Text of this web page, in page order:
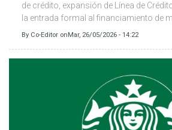
de crédito, expansión de Línea de
la entrada formal al financiamiento de
By Co-Editor on Mar, 26/05/2026 - 14:22